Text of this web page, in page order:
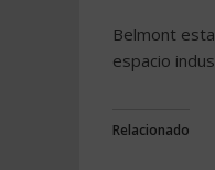
Belmont
espacio
Relacionado